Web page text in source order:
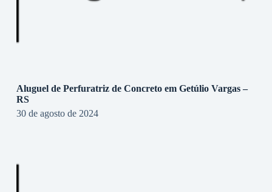
Aluguel de Perfuratriz de Concreto em Getúlio Vargas –
RS
30 de agosto de 2024